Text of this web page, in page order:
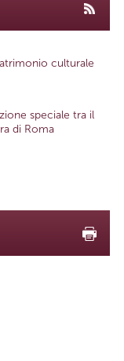
culturale
speciale tra il
di Roma